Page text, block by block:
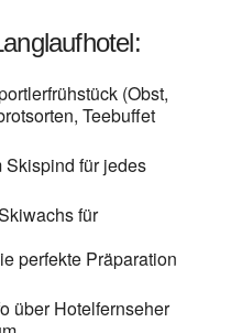
(Obst,
Teebuffet
Skispind für jedes
für
perfekte Präparation
über Hotelfernseher